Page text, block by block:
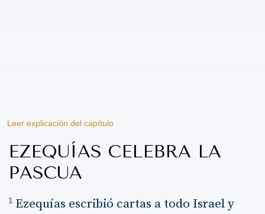
Leer explicación del capítulo
EZEQUÍAS CELEBRA LA
PASCUA
1 Ezequías escribió cartas a todo Israel y